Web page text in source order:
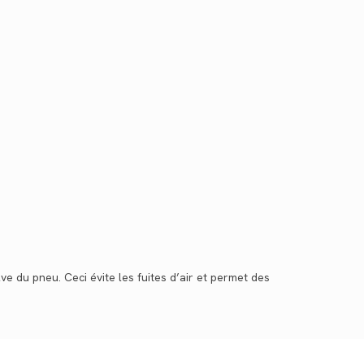
du pneu. Ceci évite les fuites d’air et permet des